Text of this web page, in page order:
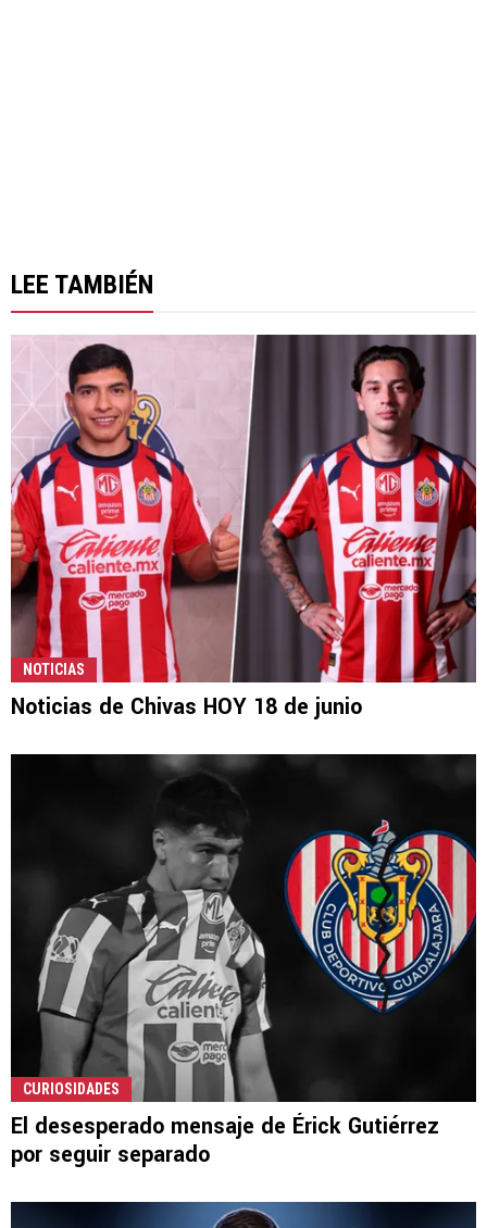
LEE TAMBIÉN
NOTICIAS
Noticias de Chivas HOY 18 de junio
CURIOSIDADES
El desesperado mensaje de Érick Gutiérrez
por seguir separado